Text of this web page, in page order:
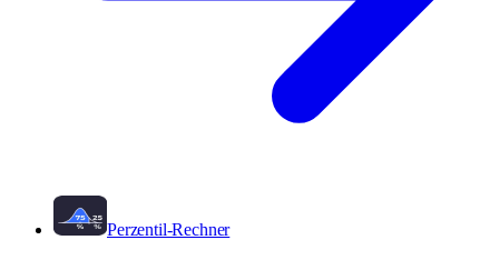
Perzentil-Rechner